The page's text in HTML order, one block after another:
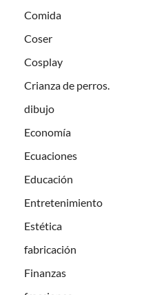
Comida
Coser
Cosplay
Crianza de perros.
dibujo
Economía
Ecuaciones
Educación
Entretenimiento
Estética
fabricación
Finanzas